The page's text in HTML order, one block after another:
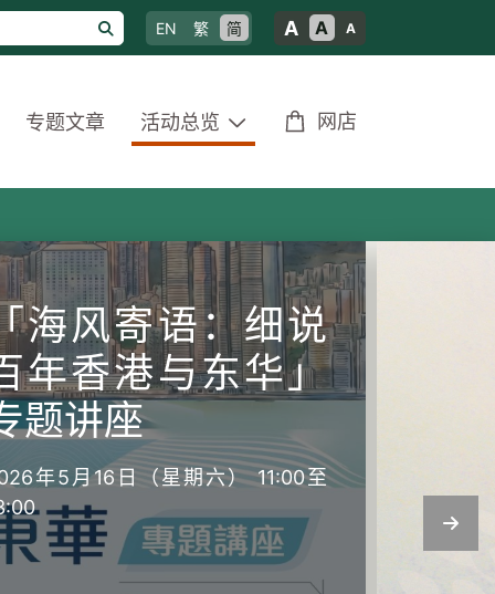
EN 繁 简 A A A
专题文章 活动总览 网店
海风寄语：细说
年香港与东华」
题讲座
年5月16日（星期六） 11:00至